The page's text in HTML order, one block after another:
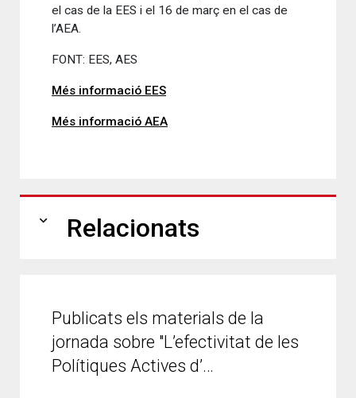
el cas de la EES i el 16 de març en el cas de
l’AEA.
FONT: EES, AES
Més informació EES
Més informació AEA
expand_more Relacionats
Publicats els materials de la
jornada sobre "L’efectivitat de les
Polítiques Actives d’…